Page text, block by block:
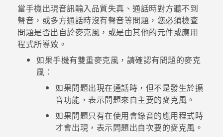
優惠專區
焦點訊息
校園專案
企業採購
銷售門市
銷售通路
支援服務
VIVELAND
當手機出現音訊輸入品質失真、通話時對方聽不到
聲音，或多方通話時沒有聲音等問題，您必須檢查
問題是否出自於麥克風，或是由其他的元件或應用
程式所導致。
如果手機有雙重麥克風，請確認有問題的麥克
風：
如果問題出現在通話時，但不是發生於擴
音功能，表示問題來自主要的麥克風。
如果問題只有在使用會錄音的應用程式時
才會出現，表示問題出自次要的麥克風。